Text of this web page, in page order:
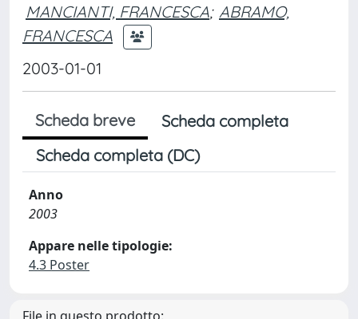
MANCIANTI, FRANCESCA; ABRAMO,
FRANCESCA
2003-01-01
Scheda breve
Scheda completa
Scheda completa (DC)
Anno
2003
Appare nelle tipologie:
4.3 Poster